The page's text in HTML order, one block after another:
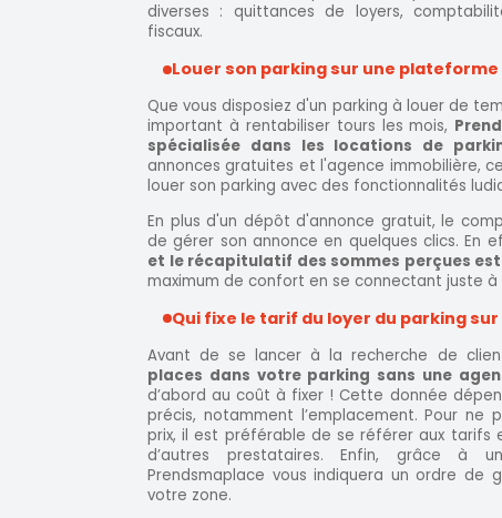
diverses : quittances de loyers,
fiscaux.
Louer son parking sur une
Que vous disposiez d'un parking à louer de
important à rentabiliser tours les mois,
spécialisée dans les locations de
annonces gratuites et l'agence immobilière,
louer son parking avec des fonctionnalités
En plus d'un dépôt d'annonce gratuit, le
de gérer son annonce en quelques clics. En
et le récapitulatif des sommes perçues
maximum de confort en se connectant juste
Qui fixe le tarif du loyer du parking sur
Avant de se lancer à la recherche de
places dans votre parking sans une
d’abord au coût à fixer ! Cette donnée
précis, notamment l’emplacement. Pour ne
prix, il est préférable de se référer aux tarifs
d’autres prestataires. Enfin, grâce à
Prendsmaplace vous indiquera un ordre de
votre zone.